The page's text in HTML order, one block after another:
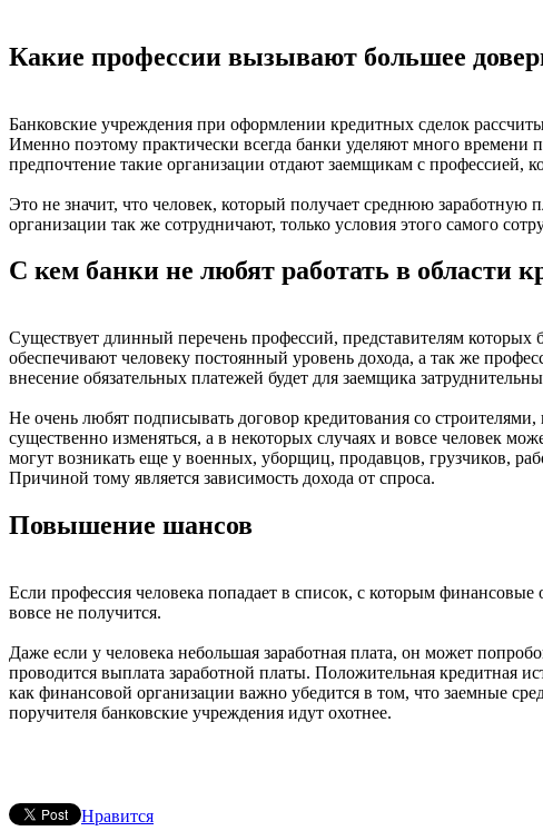
Какие профессии вызывают большее
Банковские учреждения при оформлении кредитных сделок
Именно поэтому практически всегда банки уделяют много времени
предпочтение такие организации отдают заемщикам с профессией,
Это не значит, что человек, который получает среднюю
организации так же сотрудничают, только условия этого самого
С кем банки не любят работать в области
Существует длинный перечень профессий, представителям
обеспечивают человеку постоянный уровень дохода, а так же
внесение обязательных платежей будет для заемщика
Не очень любят подписывать договор кредитования со
существенно изменяться, а в некоторых случаях и вовсе человек
могут возникать еще у военных, уборщиц, продавцов, грузчиков,
Причиной тому является зависимость дохода от спроса.
Повышение шансов
Если профессия человека попадает в список, с которым
вовсе не получится.
Даже если у человека небольшая заработная плата, он может
проводится выплата заработной платы. Положительная кредитная
как финансовой организации важно убедится в том, что заемные
поручителя банковские учреждения идут охотнее.
Нравится